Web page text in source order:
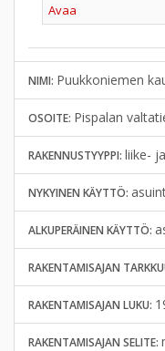
Avaa
NIMI: Puukkoniemen
OSOITE: Pispalan
RAKENNUSTYYPPI: liike-
NYKYINEN KÄYTTÖ:
ALKUPERÄINEN KÄYTTÖ:
RAKENTAMISAJAN
RAKENTAMISAJAN LUKU:
RAKENTAMISAJAN SELITE: